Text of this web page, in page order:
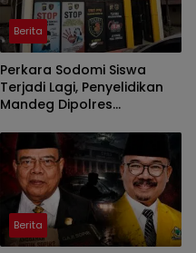
Berita
Perkara Sodomi Siswa
Terjadi Lagi, Penyelidikan
Mandeg Dipolres
Berita